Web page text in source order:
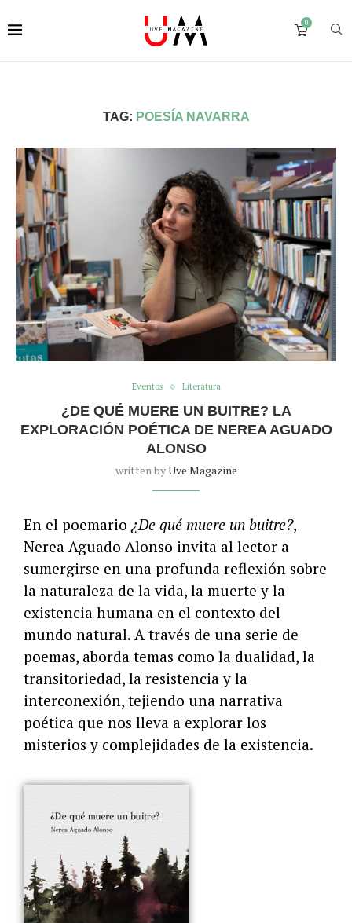
0
TAG: POESÍA NAVARRA
Eventos Literatura
¿DE QUÉ MUERE UN BUITRE? LA
EXPLORACIÓN POÉTICA DE NEREA AGUADO
ALONSO
written byUve Magazine
En el poemario ¿De qué muere un buitre?,
Nerea Aguado Alonso invita al lector a
sumergirse en una profunda reflexión sobre
la naturaleza de la vida, la muerte y la
existencia humana en el contexto del
mundo natural. A través de una serie de
poemas, aborda temas como la dualidad, la
transitoriedad, la resistencia y la
interconexión, tejiendo una narrativa
poética que nos lleva a explorar los
misterios y complejidades de la existencia.